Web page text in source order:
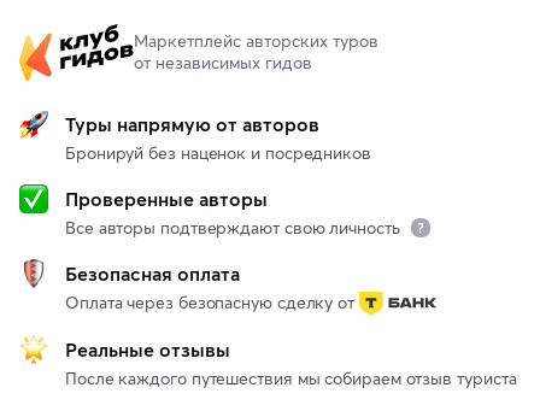
Маркетплейс авторских туров
от независимых гидов
Туры напрямую от авторов
Бронируй без наценок и посредников
Проверенные авторы
Все авторы подтверждают свою личность
Безопасная оплата
Оплата через безопасную сделку от
Реальные отзывы
После каждого путешествия мы собираем отзыв туриста